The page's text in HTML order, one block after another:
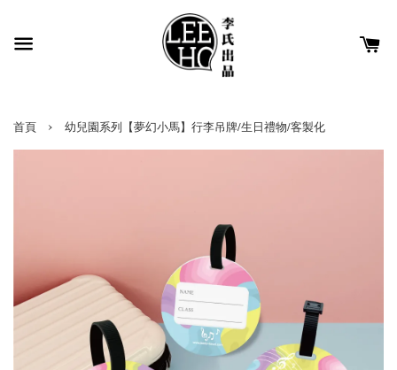
首頁 › 幼兒園系列【夢幻小馬】行李吊牌/生日禮物/客製化